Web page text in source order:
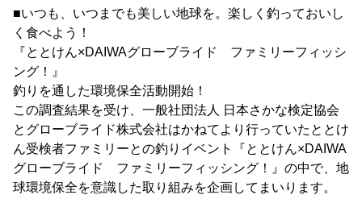
■いつも、いつまでも美しい地球を。楽しく釣っておいし
く食べよう！
『ととけん×DAIWAグローブライド ファミリーフィッシ
ング！』
釣りを通した環境保全活動開始！
この調査結果を受け、一般社団法人 日本さかな検定協会
とグローブライド株式会社はかねてより行っていたととけ
ん受検者ファミリーとの釣りイベント『ととけん×DAIWA
グローブライド ファミリーフィッシング！』の中で、地
球環境保全を意識した取り組みを企画してまいります。